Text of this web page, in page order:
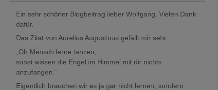
Ein sehr schöner Blogbeitrag lieber Wolfgang. Vielen Dank
dafür.
Das Zitat von Aurelius Augustinus gefällt mir sehr.
„Oh Mensch lerne tanzen,
sonst wissen die Engel im Himmel mit dir nichts
anzufangen.“
Eigentlich brauchen wir es ja gar nicht lernen, sondern